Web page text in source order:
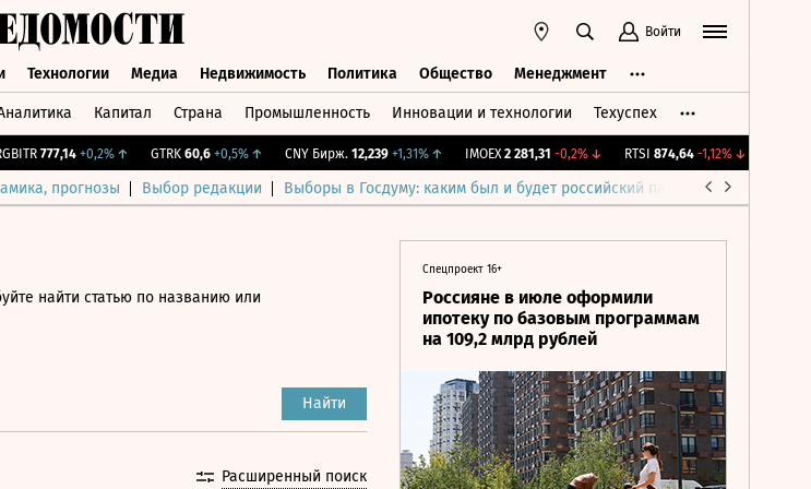
Войти
Технологии Медиа Недвижимость Политика Общество Менеджмент
Капитал Страна Промышленность Инновации и технологии Техуспех
777,14 +0,2%↑ GTRK 60,6 +0,5%↑ CNY Бирж. 12,239 +1,31%↑ IMOEX 2 281,31 -0,2%↓ RTSI 874,64 -1,12%↓
прогнозы Выбор редакции Выборы в Госдуму: каким был и будет российский парламент
найти статью по названию или
Найти
Расширенный поиск
Спецпроект 16+
Россияне в июле оформили
ипотеку по базовым программам
на 109,2 млрд рублей